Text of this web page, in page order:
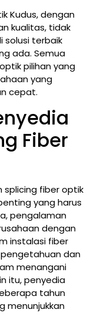
Kudus, dengan
kualitas, tidak
solusi terbaik
ada. Semua
pilihan yang
yang
cepat.
Fiber
splicing fiber optik
yang harus
pengalaman
dengan
instalasi fiber
dan
menangani
itu, penyedia
tahun
menunjukkan